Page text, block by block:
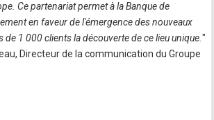
Ce partenariat permet à la Banque de
en faveur de l'émergence des nouveaux
de 1 000 clients la découverte de ce lieu unique."
Directeur de la communication du Groupe